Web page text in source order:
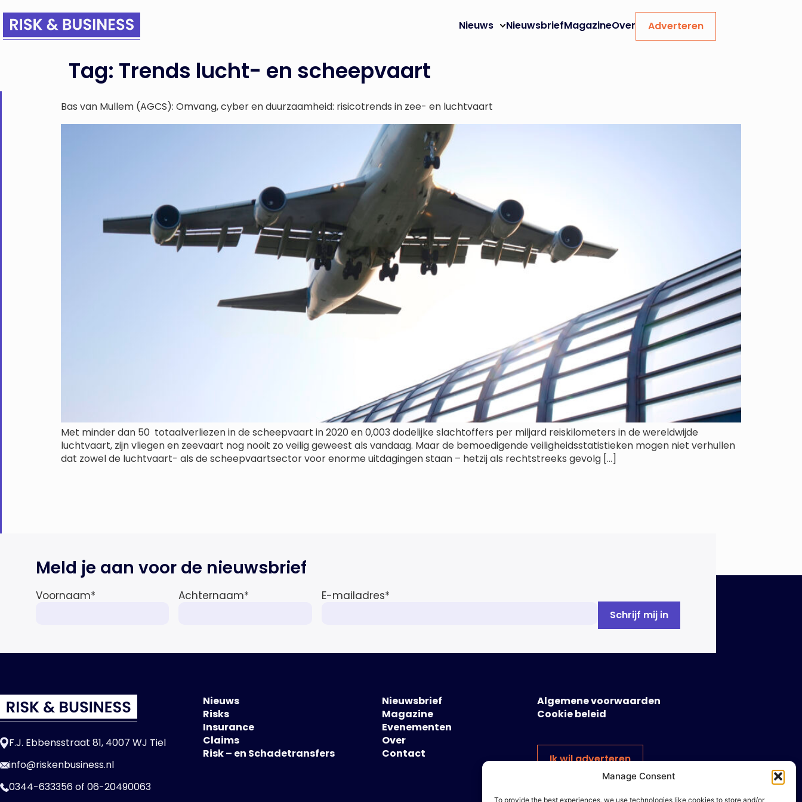
Manage Consent
To provide the best experiences, we use technologies like cookies to store and/or
Nieuws NieuwsbriefMagazineOver Adverteren
Tag: Trends lucht- en scheepvaart
Bas van Mullem (AGCS): Omvang, cyber en duurzaamheid: risicotrends in zee- en luchtvaart
Met minder dan 50 totaalverliezen in de scheepvaart in 2020 en 0,003 dodelijke slachtoffers per miljard reiskilometers in de wereldwijde
luchtvaart, zijn vliegen en zeevaart nog nooit zo veilig geweest als vandaag. Maar de bemoedigende veiligheidsstatistieken mogen niet verhullen
dat zowel de luchtvaart- als de scheepvaartsector voor enorme uitdagingen staan – hetzij als rechtstreeks gevolg […]
Meld je aan voor de nieuwsbrief
Voornaam* Achternaam* E-mailadres*
F.J. Ebbensstraat 81, 4007 WJ Tiel
info@riskenbusiness.nl
0344-633356of 06-20490063
Nieuws
Risks
Insurance
Claims
Risk – en Schadetransfers
Nieuwsbrief
Magazine
Evenementen
Over
Contact
Algemene voorwaarden
Cookie beleid
Ik wil adverteren